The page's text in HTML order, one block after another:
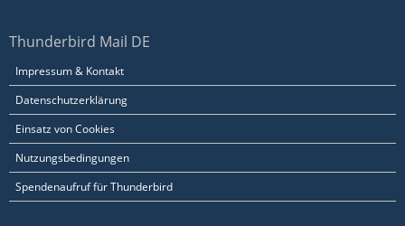
Thunderbird Mail DE
Impressum & Kontakt
Datenschutzerklärung
Einsatz von Cookies
Nutzungsbedingungen
Spendenaufruf für Thunderbird